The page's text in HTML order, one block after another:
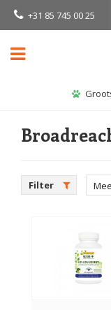
+31 85 745 00 25
Filter